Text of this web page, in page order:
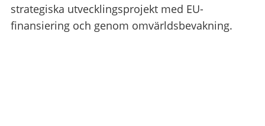
strategiska utvecklingsprojekt med EU-
finansiering och genom omvärldsbevakning.